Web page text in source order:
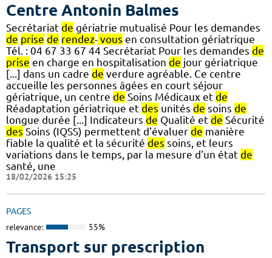
Centre Antonin Balmes
Secrétariat de gériatrie mutualisé Pour les demandes
de prise de rendez- vous en consultation gériatrique
Tél. : 04 67 33 67 44 Secrétariat Pour les demandes de
prise en charge en hospitalisation de jour gériatrique
[...] dans un cadre de verdure agréable. Ce centre
accueille les personnes âgées en court séjour
gériatrique, un centre de Soins Médicaux et de
Réadaptation gériatrique et des unités de soins de
longue durée [...] Indicateurs de Qualité et de Sécurité
des Soins (IQSS) permettent d'évaluer de manière
fiable la qualité et la sécurité des soins, et leurs
variations dans le temps, par la mesure d'un état de
santé, une
18/02/2026 15:25
PAGES
relevance: 55%
Transport sur prescription